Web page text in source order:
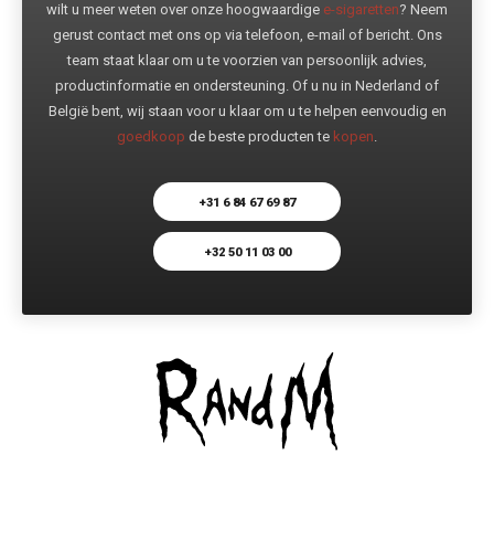
wilt u meer weten over onze hoogwaardige e-sigaretten? Neem
gerust contact met ons op via telefoon, e-mail of bericht. Ons
team staat klaar om u te voorzien van persoonlijk advies,
productinformatie en ondersteuning. Of u nu in Nederland of
België bent, wij staan voor u klaar om u te helpen eenvoudig en
goedkoop de beste producten te kopen.
+31 6 84 67 69 87
+32 50 11 03 00